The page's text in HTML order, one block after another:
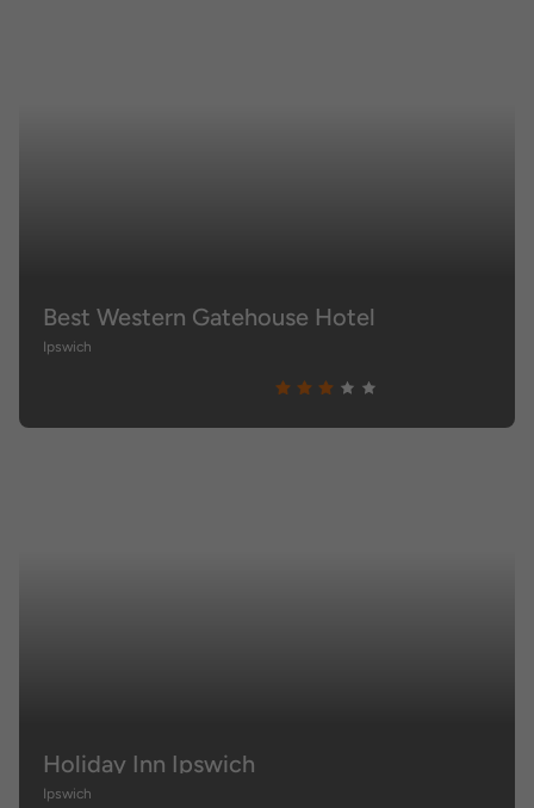
Best Western Gatehouse Hotel
Ipswich
Holiday Inn Ipswich
Ipswich